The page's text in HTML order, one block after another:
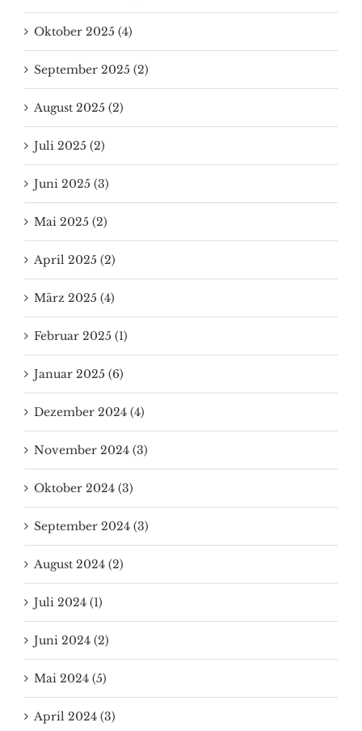
Oktober 2025 (4)
September 2025 (2)
August 2025 (2)
Juli 2025 (2)
Juni 2025 (3)
Mai 2025 (2)
April 2025 (2)
März 2025 (4)
Februar 2025 (1)
Januar 2025 (6)
Dezember 2024 (4)
November 2024 (3)
Oktober 2024 (3)
September 2024 (3)
August 2024 (2)
Juli 2024 (1)
Juni 2024 (2)
Mai 2024 (5)
April 2024 (3)